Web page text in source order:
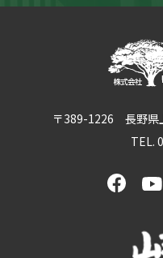
〒389-1226 長野県
TEL.